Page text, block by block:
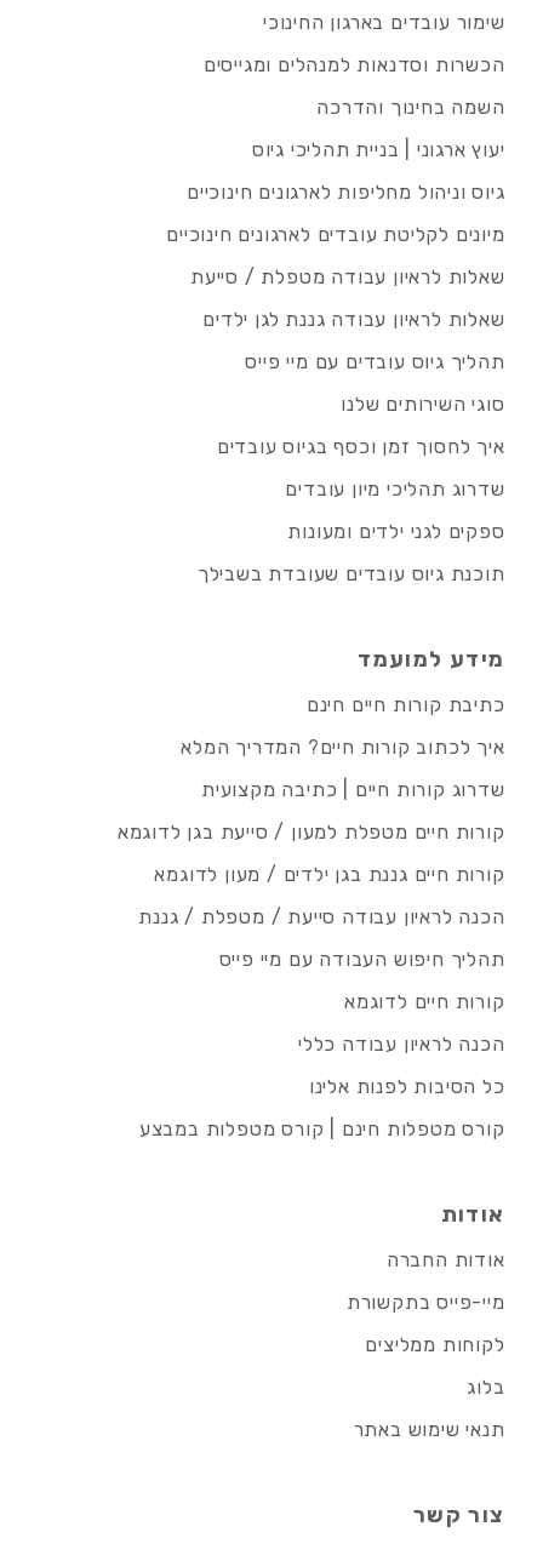
שימור עובדים בארגון החינוכי
הכשרות וסדנאות למנהלים ומגייסים
השמה בחינוך והדרכה
יעוץ ארגוני | בניית תהליכי גיוס
גיוס וניהול מחליפות לארגונים חינוכיים
מיונים לקליטת עובדים לארגונים חינוכיים
שאלות לראיון עבודה מטפלת / סייעת
שאלות לראיון עבודה גננת לגן ילדים
תהליך גיוס עובדים עם מיי פייס
סוגי השירותים שלנו
איך לחסוך זמן וכסף בגיוס עובדים
שדרוג תהליכי מיון עובדים
ספקים לגני ילדים ומעונות
תוכנת גיוס עובדים שעובדת בשבילך
מידע למועמד
כתיבת קורות חיים חינם
איך לכתוב קורות חיים? המדריך המלא
שדרוג קורות חיים | כתיבה מקצועית
קורות חיים מטפלת למעון / סייעת בגן לדוגמא
קורות חיים גננת בגן ילדים / מעון לדוגמא
הכנה לראיון עבודה סייעת / מטפלת / גננת
תהליך חיפוש העבודה עם מיי פייס
קורות חיים לדוגמא
הכנה לראיון עבודה כללי
כל הסיבות לפנות אלינו
קורס מטפלות חינם | קורס מטפלות במבצע
אודות
אודות החברה
מיי-פייס בתקשורת
לקוחות ממליצים
בלוג
תנאי שימוש באתר
צור קשר